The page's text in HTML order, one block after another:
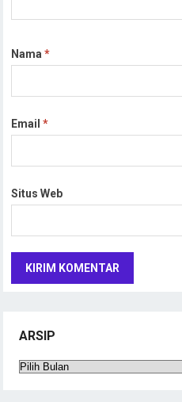
Nama*
Email*
Situs Web
ARSIP
Arsip